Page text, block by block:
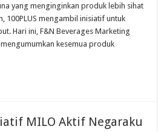
yang menginginkan produk lebih sihat
100PLUS mengambil inisiatif untuk
Hari ini, F&N Beverages Marketing
kesemua produk
MILO Aktif Negaraku